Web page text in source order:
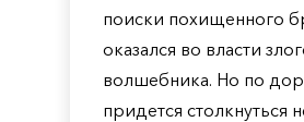
поиски похищенного
оказался во власти
волшебника. Но по
придется столкнуться